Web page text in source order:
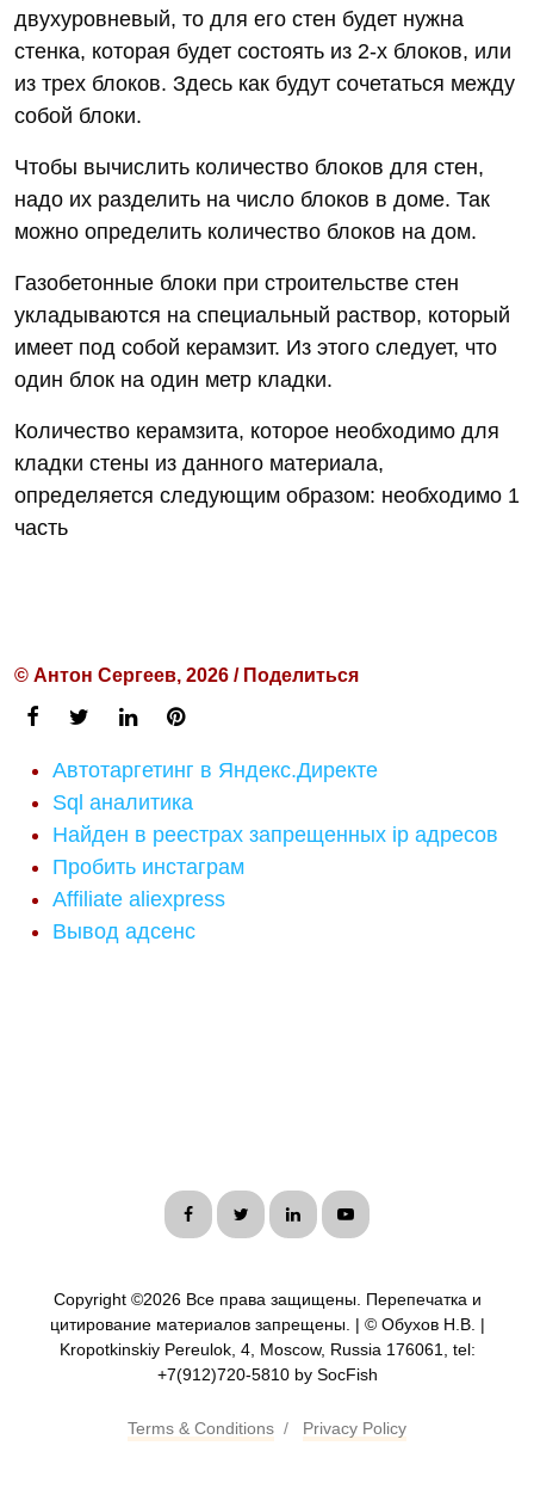
двухуровневый, то для его стен будет нужна
стенка, которая будет состоять из 2-х блоков, или
из трех блоков. Здесь как будут сочетаться между
собой блоки.
Чтобы вычислить количество блоков для стен,
надо их разделить на число блоков в доме. Так
можно определить количество блоков на дом.
Газобетонные блоки при строительстве стен
укладываются на специальный раствор, который
имеет под собой керамзит. Из этого следует, что
один блок на один метр кладки.
Количество керамзита, которое необходимо для
кладки стены из данного материала,
определяется следующим образом: необходимо 1
часть
© Антон Сергеев, 2026 / Поделиться
Автотаргетинг в Яндекс.Директе
Sql аналитика
Найден в реестрах запрещенных ip адресов
Пробить инстаграм
Affiliate aliexpress
Вывод адсенс
Copyright ©2026 Все права защищены. Перепечатка и
цитирование материалов запрещены. | © Обухов Н.В. |
Kropotkinskiy Pereulok, 4, Moscow, Russia 176061, tel:
+7(912)720-5810 by SocFish
Terms & Conditions / Privacy Policy